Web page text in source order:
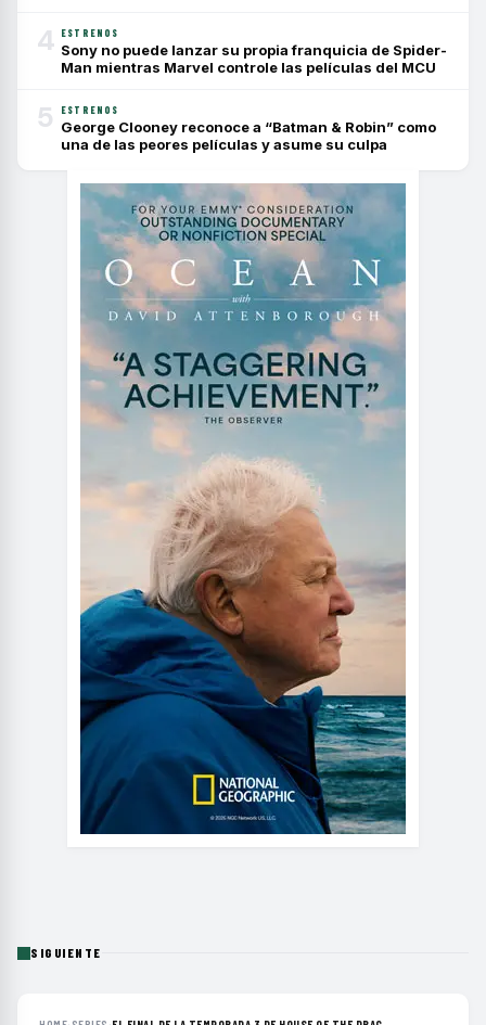
4 ESTRENOS
Sony no puede lanzar su propia franquicia de Spider-
Man mientras Marvel controle las películas del MCU
5 ESTRENOS
George Clooney reconoce a “Batman & Robin” como
una de las peores películas y asume su culpa
SIGUIENTE